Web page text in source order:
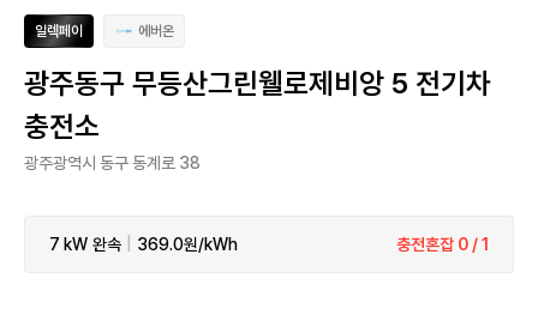
일렉페이 에버온
광주동구 무등산그린웰로제비앙 5 전기차
충전소
광주광역시 동구 동계로 38
7 kW 완속 369.0원/kWh 충전혼잡 0 / 1